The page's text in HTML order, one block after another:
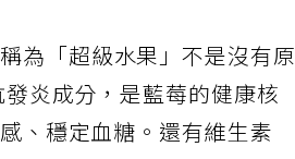
為「超級水果」不是沒有原
炎成分，是藍莓的健康核
、穩定血糖。還有維生素